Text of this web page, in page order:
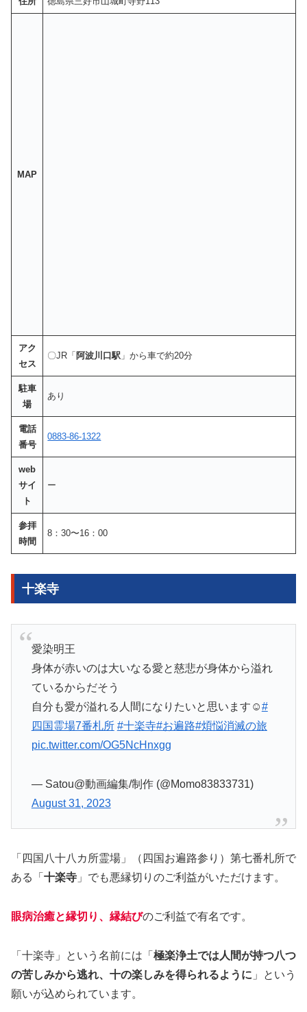
MAP
アク
セス
〇JR「 阿波川口駅 」から車で約20分
駐車
場
あり
電話
番号
0883-86-1322
web
サイ
ト
ー
参拝
時間
8：30〜16：00
十楽寺
愛染明王
身体が赤いのは大いなる愛と慈悲が身体から溢れ
ているからだそう
自分も愛が溢れる人間になりたいと思います☺#
四国霊場7番札所 #十楽寺#お遍路#煩悩消滅の旅
pic.twitter.com/OG5NcHnxgg
— Satou@動画編集/制作 (@Momo83833731)
August 31, 2023
「四国八十八カ所霊場」（四国お遍路参り）第七番札所で
ある「 十楽寺 」でも悪縁切りのご利益がいただけます。
眼病治癒と縁切り、縁結びのご利益で有名です。
「十楽寺」という名前には「 極楽浄土では人間が持つ八つ
の苦しみから逃れ、十の楽しみを得られるように 」という
願いが込められています。